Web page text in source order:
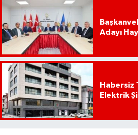
Adayı
Habersiz
Elektrik